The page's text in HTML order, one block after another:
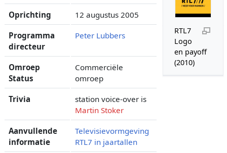
RTL7
Logo
en payoff
(2010)
Oprichting 12 augustus 2005
Programma
directeur
Peter Lubbers
Omroep
Status
Commerciële
omroep
Trivia
station voice-over is
Martin Stoker
Aanvullende
informatie
Televisievormgeving
RTL7 in jaartallen